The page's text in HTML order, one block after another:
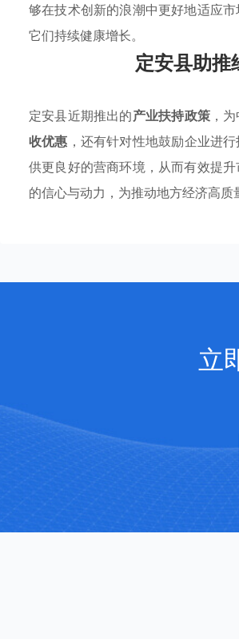
够在技术创新的浪潮中更好地适应
它们持续健康增长。
定安县助
定安县近期推出的产业扶持政策，
收优惠 ，还有针对性地鼓励企业进
供更良好的营商环境，从而有效提
的信心与动力，为推动地方经济高
立